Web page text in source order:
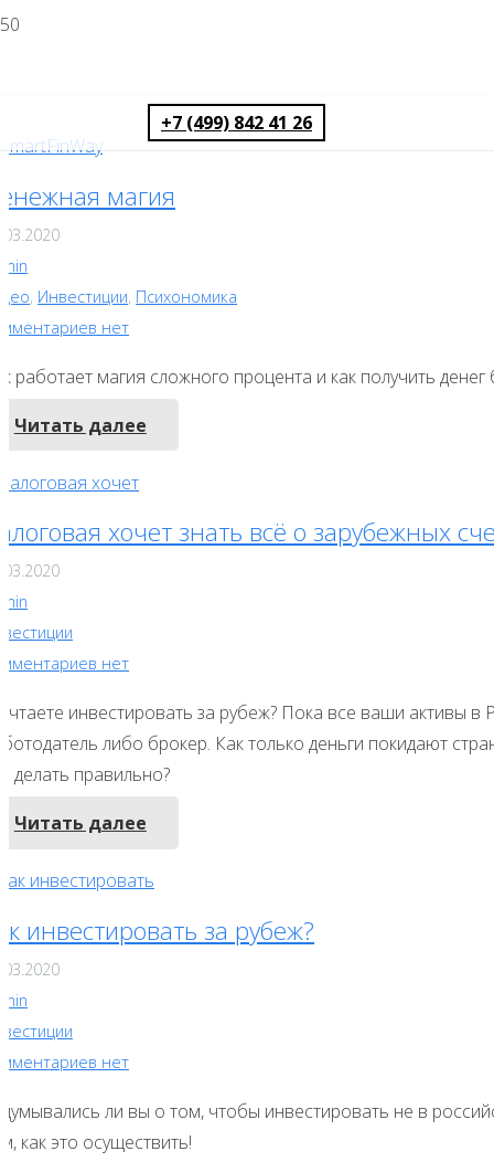
+7 (499) 842 41 26
магия
, Инвестиции, Психономика
нет
работает магия сложного процента и как получить
Читать далее
хочет знать всё о зарубежных
нет
инвестировать за рубеж? Пока все ваши активы
либо брокер. Как только деньги покидают
делать правильно?
Читать далее
инвестировать за рубеж?
нет
ли вы о том, чтобы инвестировать не в
как это осуществить!